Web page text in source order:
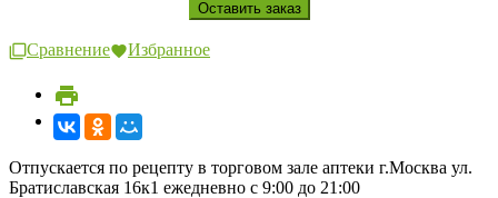
Сравнение Избранное
Отпускается по рецепту в торговом зале аптеки г.Москва ул.
Братиславская 16к1 ежедневно с 9:00 до 21:00